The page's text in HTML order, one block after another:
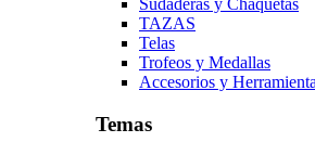
Sudaderas y Chaquetas
TAZAS
Telas
Trofeos y Medallas
Accesorios y
Temas